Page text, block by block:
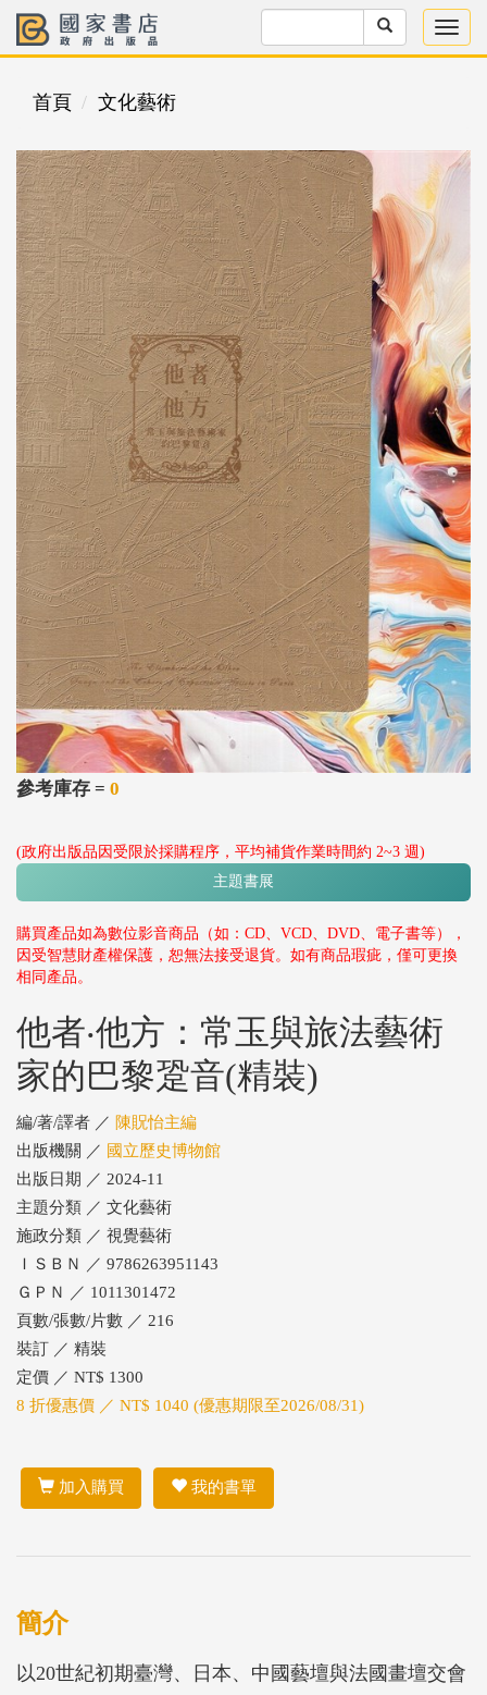
首頁 文化藝術
參考庫存 = 0
(政府出版品因受限於採購程序，平均補貨作業時間約 2~3 週)
主題書展
購買產品如為數位影音商品（如：CD、VCD、DVD、電子書等），
因受智慧財產權保護，恕無法接受退貨。如有商品瑕疵，僅可更換
相同產品。
他者‧他方：常玉與旅法藝術
家的巴黎跫音(精裝)
編/著/譯者 ／ 陳貺怡主編
出版機關 ／ 國立歷史博物館
出版日期 ／ 2024-11
主題分類 ／ 文化藝術
施政分類 ／ 視覺藝術
ＩＳＢＮ ／ 9786263951143
ＧＰＮ ／ 1011301472
頁數/張數/片數 ／ 216
裝訂 ／ 精裝
定價 ／ NT$ 1300
8 折優惠價 ／ NT$ 1040 (優惠期限至2026/08/31)
加入購買 我的書單
簡介
以20世紀初期臺灣、日本、中國藝壇與法國畫壇交會